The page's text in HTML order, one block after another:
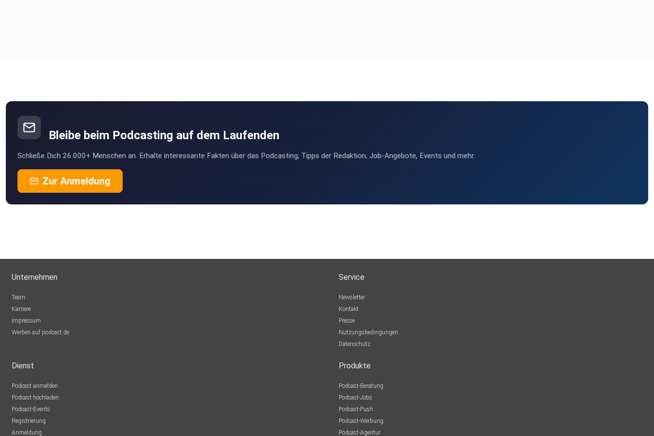
Bleibe beim Podcasting auf dem Laufenden
Schließe Dich 26.000+ Menschen an. Erhalte interessante Fakten über das Podcasting, Tipps der Redaktion, Job-Angebote, Events und mehr.
Zur Anmeldung
Unternehmen
Team
Karriere
Impressum
Werben auf podcast.de
Service
Newsletter
Kontakt
Presse
Nutzungsbedingungen
Datenschutz
Dienst
Podcast anmelden
Podcast hochladen
Podcast-Events
Registrierung
Anmeldung
Produkte
Podcast-Beratung
Podcast-Jobs
Podcast-Push
Podcast-Werbung
Podcast-Agentur